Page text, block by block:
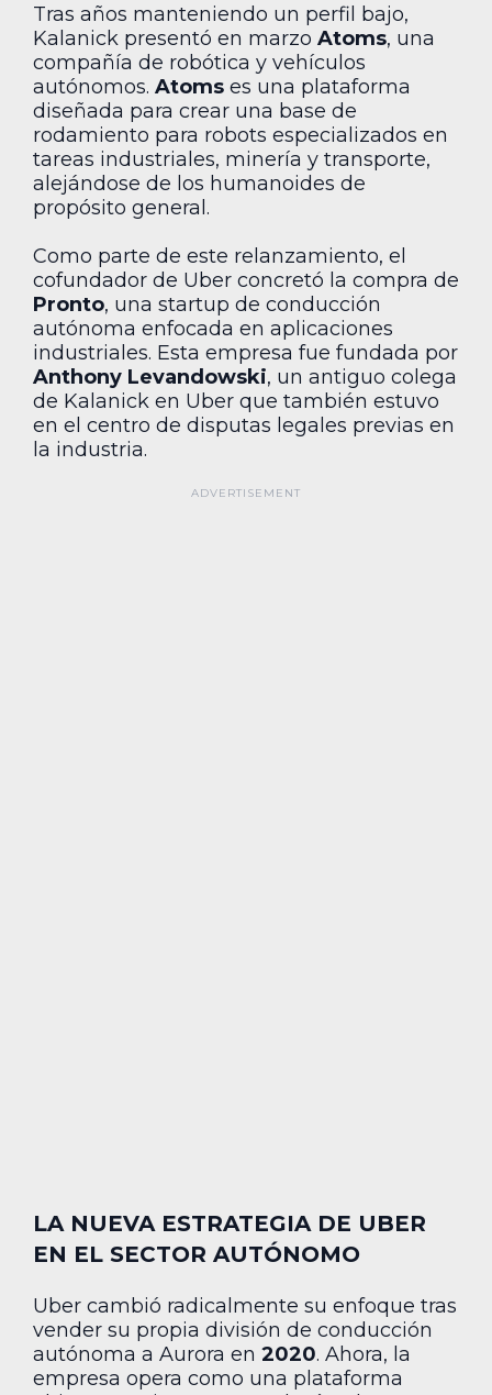
Tras años manteniendo un perfil bajo,
Kalanick presentó en marzo Atoms, una
compañía de robótica y vehículos
autónomos. Atoms es una plataforma
diseñada para crear una base de
rodamiento para robots especializados en
tareas industriales, minería y transporte,
alejándose de los humanoides de
propósito general.
Como parte de este relanzamiento, el
cofundador de Uber concretó la compra de
Pronto, una startup de conducción
autónoma enfocada en aplicaciones
industriales. Esta empresa fue fundada por
Anthony Levandowski, un antiguo colega
de Kalanick en Uber que también estuvo
en el centro de disputas legales previas en
la industria.
LA NUEVA ESTRATEGIA DE UBER
EN EL SECTOR AUTÓNOMO
Uber cambió radicalmente su enfoque tras
vender su propia división de conducción
autónoma a Aurora en 2020. Ahora, la
empresa opera como una plataforma